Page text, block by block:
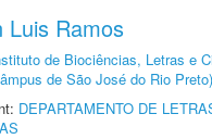
Luis Ramos
de Biociências, Letras e
de São José do Rio Preto)
DEPARTAMENTO DE